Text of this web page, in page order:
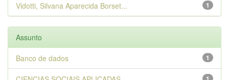
1
Vidotti, Silvana Aparecida Borset...
Assunto
1
Banco de dados